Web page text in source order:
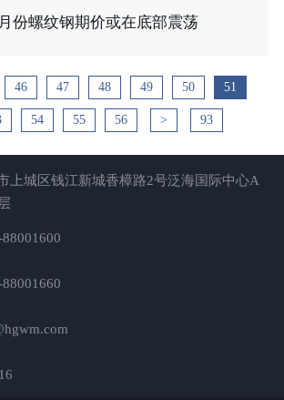
份螺纹钢期价或在底部震荡
46 47 48 49 50 51
54 55 56 > 93
上城区钱江新城香樟路2号泛海国际中心A